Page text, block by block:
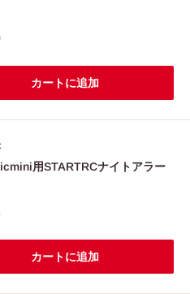
カートに追加
用STARTRCナイトアラー
カートに追加